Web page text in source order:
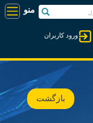
ورود کاربران
بازگشت